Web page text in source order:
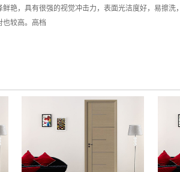
艳，具有很强的视觉冲击力，表面光洁度好，易擦洗
也较高。高档